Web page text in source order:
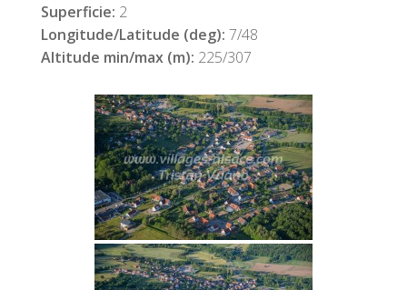
Superficie: 2
Longitude/Latitude (deg): 7/48
Altitude min/max (m): 225/307